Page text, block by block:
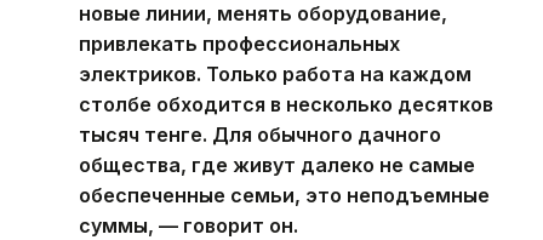
новые линии, менять оборудование,
привлекать профессиональных
электриков. Только работа на каждом
столбе обходится в несколько десятков
тысяч тенге. Для обычного дачного
общества, где живут далеко не самые
обеспеченные семьи, это неподъемные
суммы, — говорит он.